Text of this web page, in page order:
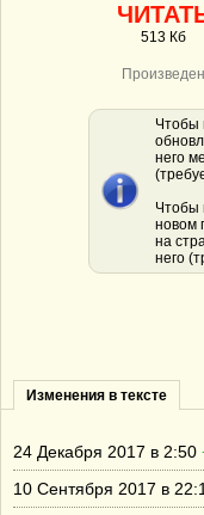
513 Кб
Чтобы
него
Чтобы
новом
на
него
Изменения в тексте
24 Декабря 2017 в 2:50
10 Сентября 2017 в